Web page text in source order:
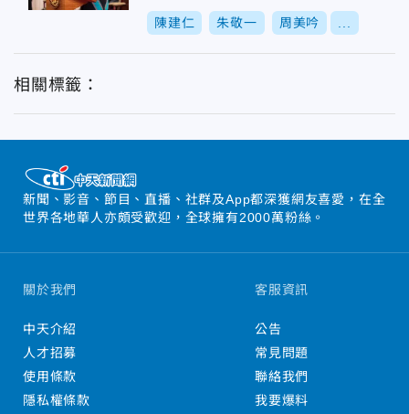
陳建仁 朱敬一 周美吟
相關標籤：
新聞、影音、節目、直播、社群及App都深獲網友喜愛，在全
世界各地華人亦頗受歡迎，全球擁有2000萬粉絲。
關於我們
中天介紹
人才招募
使用條款
隱私權條款
客服資訊
公告
常見問題
聯絡我們
我要爆料